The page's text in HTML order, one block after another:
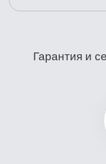
Гарантия и